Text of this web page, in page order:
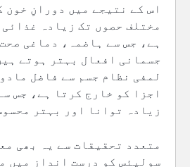
اس کے نتیجے میں دورانِ خون
مختلف حصوں تک زیادہ
ہے، جس سے ہاضمہ، دماغی
جسمانی افعال بہتر ہوتے
لمفی نظام جسم سے فاضل
اجزا کو خارج کرتا ہے، جس
زیادہ توانا اور بہتر
متعدد تحقیقات سے یہ بھی
سولیئس کو درست انداز میں